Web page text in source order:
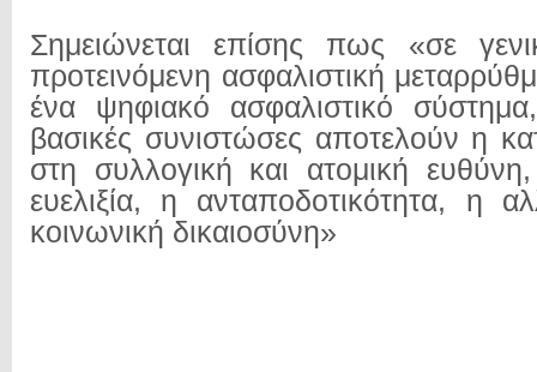
Σημειώνεται επίσης πως «σε
προτεινόμενη ασφαλιστική
ένα ψηφιακό ασφαλιστικό
βασικές συνιστώσες αποτελούν η
στη συλλογική και ατομική
ευελιξία, η ανταποδοτικότητα, η
κοινωνική δικαιοσύνη»